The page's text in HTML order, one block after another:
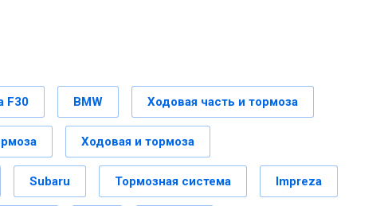
F30 BMW Ходовая часть и тормоза
Ходовая и тормоза
Subaru Тормозная система Impreza